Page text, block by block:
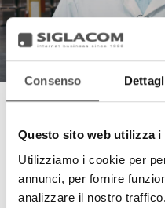
Consenso
Questo sito web utilizza i
Utilizziamo i cookie per
annunci, per fornire
analizzare il nostro